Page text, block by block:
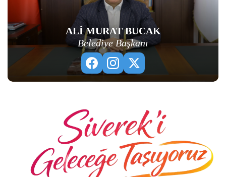
ALİ MURAT BUCAK
Belediye Başkanı